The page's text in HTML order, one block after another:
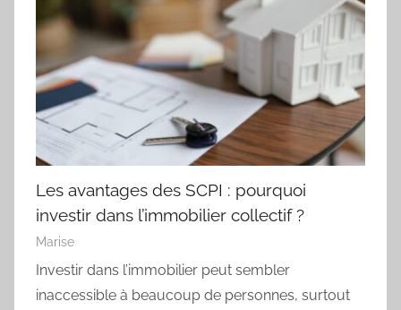
Les avantages des SCPI : pourquoi
investir dans l’immobilier collectif ?
Marise
Investir dans l’immobilier peut sembler
inaccessible à beaucoup de personnes, surtout